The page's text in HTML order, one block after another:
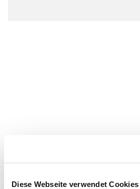
Diese Webseite verwendet Cookies